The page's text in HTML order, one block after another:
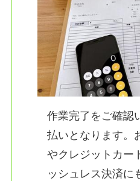
作業完了をご確認
払いとなります。
やクレジットカー
ッシュレス決済に